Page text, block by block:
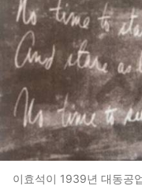
이효석이 1939년 대동공